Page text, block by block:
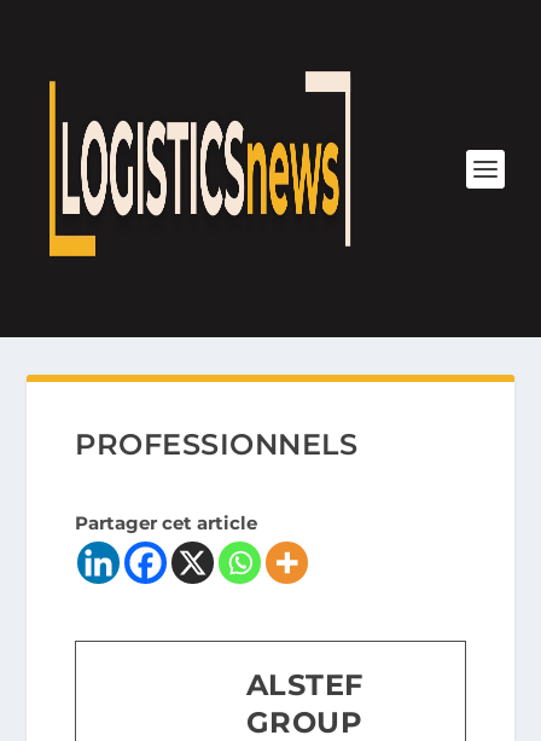
PROFESSIONNELS
Partager cet article
ALSTEF
GROUP